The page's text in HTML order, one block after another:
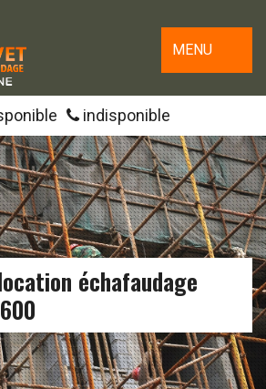
MENU
indisponible
échafaudage